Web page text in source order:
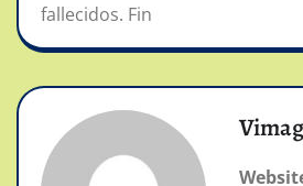
fallecidos. Fin
Vimag